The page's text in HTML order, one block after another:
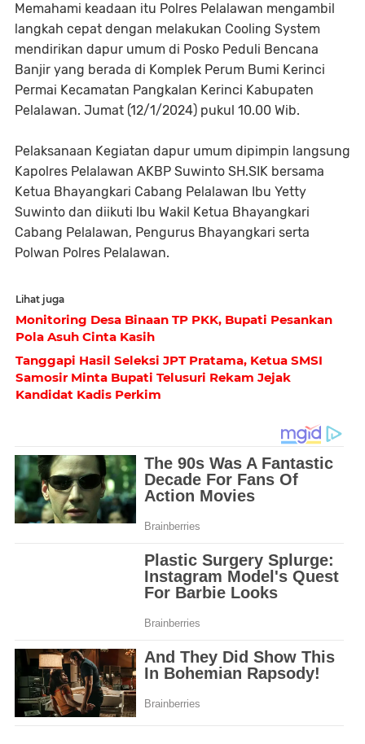
Memahami keadaan itu Polres Pelalawan mengambil
langkah cepat dengan melakukan Cooling System
mendirikan dapur umum di Posko Peduli Bencana
Banjir yang berada di Komplek Perum Bumi Kerinci
Permai Kecamatan Pangkalan Kerinci Kabupaten
Pelalawan. Jumat (12/1/2024) pukul 10.00 Wib.
Pelaksanaan Kegiatan dapur umum dipimpin langsung
Kapolres Pelalawan AKBP Suwinto SH.SIK bersama
Ketua Bhayangkari Cabang Pelalawan Ibu Yetty
Suwinto dan diikuti Ibu Wakil Ketua Bhayangkari
Cabang Pelalawan, Pengurus Bhayangkari serta
Polwan Polres Pelalawan.
Lihat juga
Monitoring Desa Binaan TP PKK, Bupati Pesankan
Pola Asuh Cinta Kasih
Tanggapi Hasil Seleksi JPT Pratama, Ketua SMSI
Samosir Minta Bupati Telusuri Rekam Jejak
Kandidat Kadis Perkim